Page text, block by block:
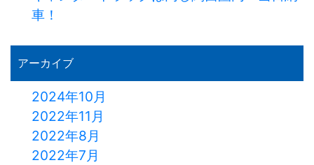
車！
アーカイブ
2024年10月
2022年11月
2022年8月
2022年7月